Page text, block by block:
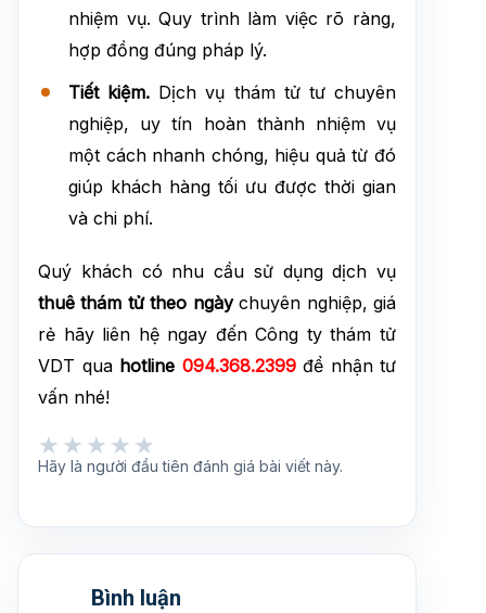
nhiệm vụ. Quy trình làm việc rõ ràng,
hợp đồng đúng pháp lý.
Tiết kiệm. Dịch vụ thám tử tư chuyên
nghiệp, uy tín hoàn thành nhiệm vụ
một cách nhanh chóng, hiệu quả từ đó
giúp khách hàng tối ưu được thời gian
và chi phí.
Quý khách có nhu cầu sử dụng dịch vụ
thuê thám tử theo ngàychuyên nghiệp, giá
rẻ hãy liên hệ ngay đến Công ty thám tử
VDT qua hotline 094.368.2399để nhận tư
vấn nhé!
★★★★★
★★★★★
Hãy là người đầu tiên đánh giá bài viết này.
Bình luận